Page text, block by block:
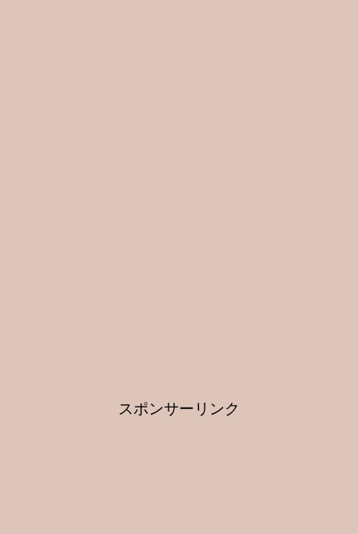
スポンサーリンク